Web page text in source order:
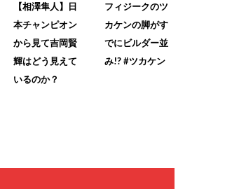
【相澤隼人】日
本チャンピオン
から見て吉岡賢
輝はどう見えて
いるのか？
フィジークのツ
カケンの脚がす
でにビルダー並
み!? #ツカケン